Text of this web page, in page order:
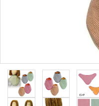
meeting_room ログイン person